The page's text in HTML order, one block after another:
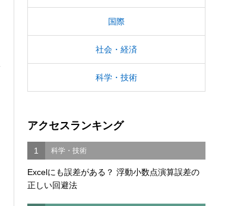
国際
社会・経済
科学・技術
アクセスランキング
1 科学・技術
Excelにも誤差がある？ 浮動小数点演算誤差の
正しい回避法